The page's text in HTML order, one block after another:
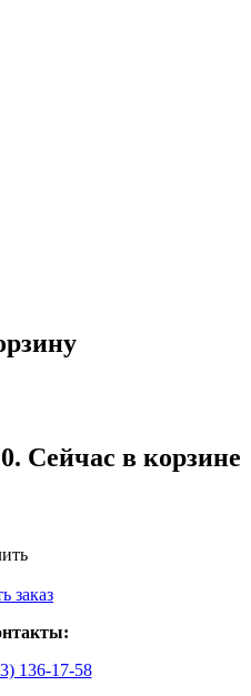
0. Сейчас в корзине
заказ
136-17-58